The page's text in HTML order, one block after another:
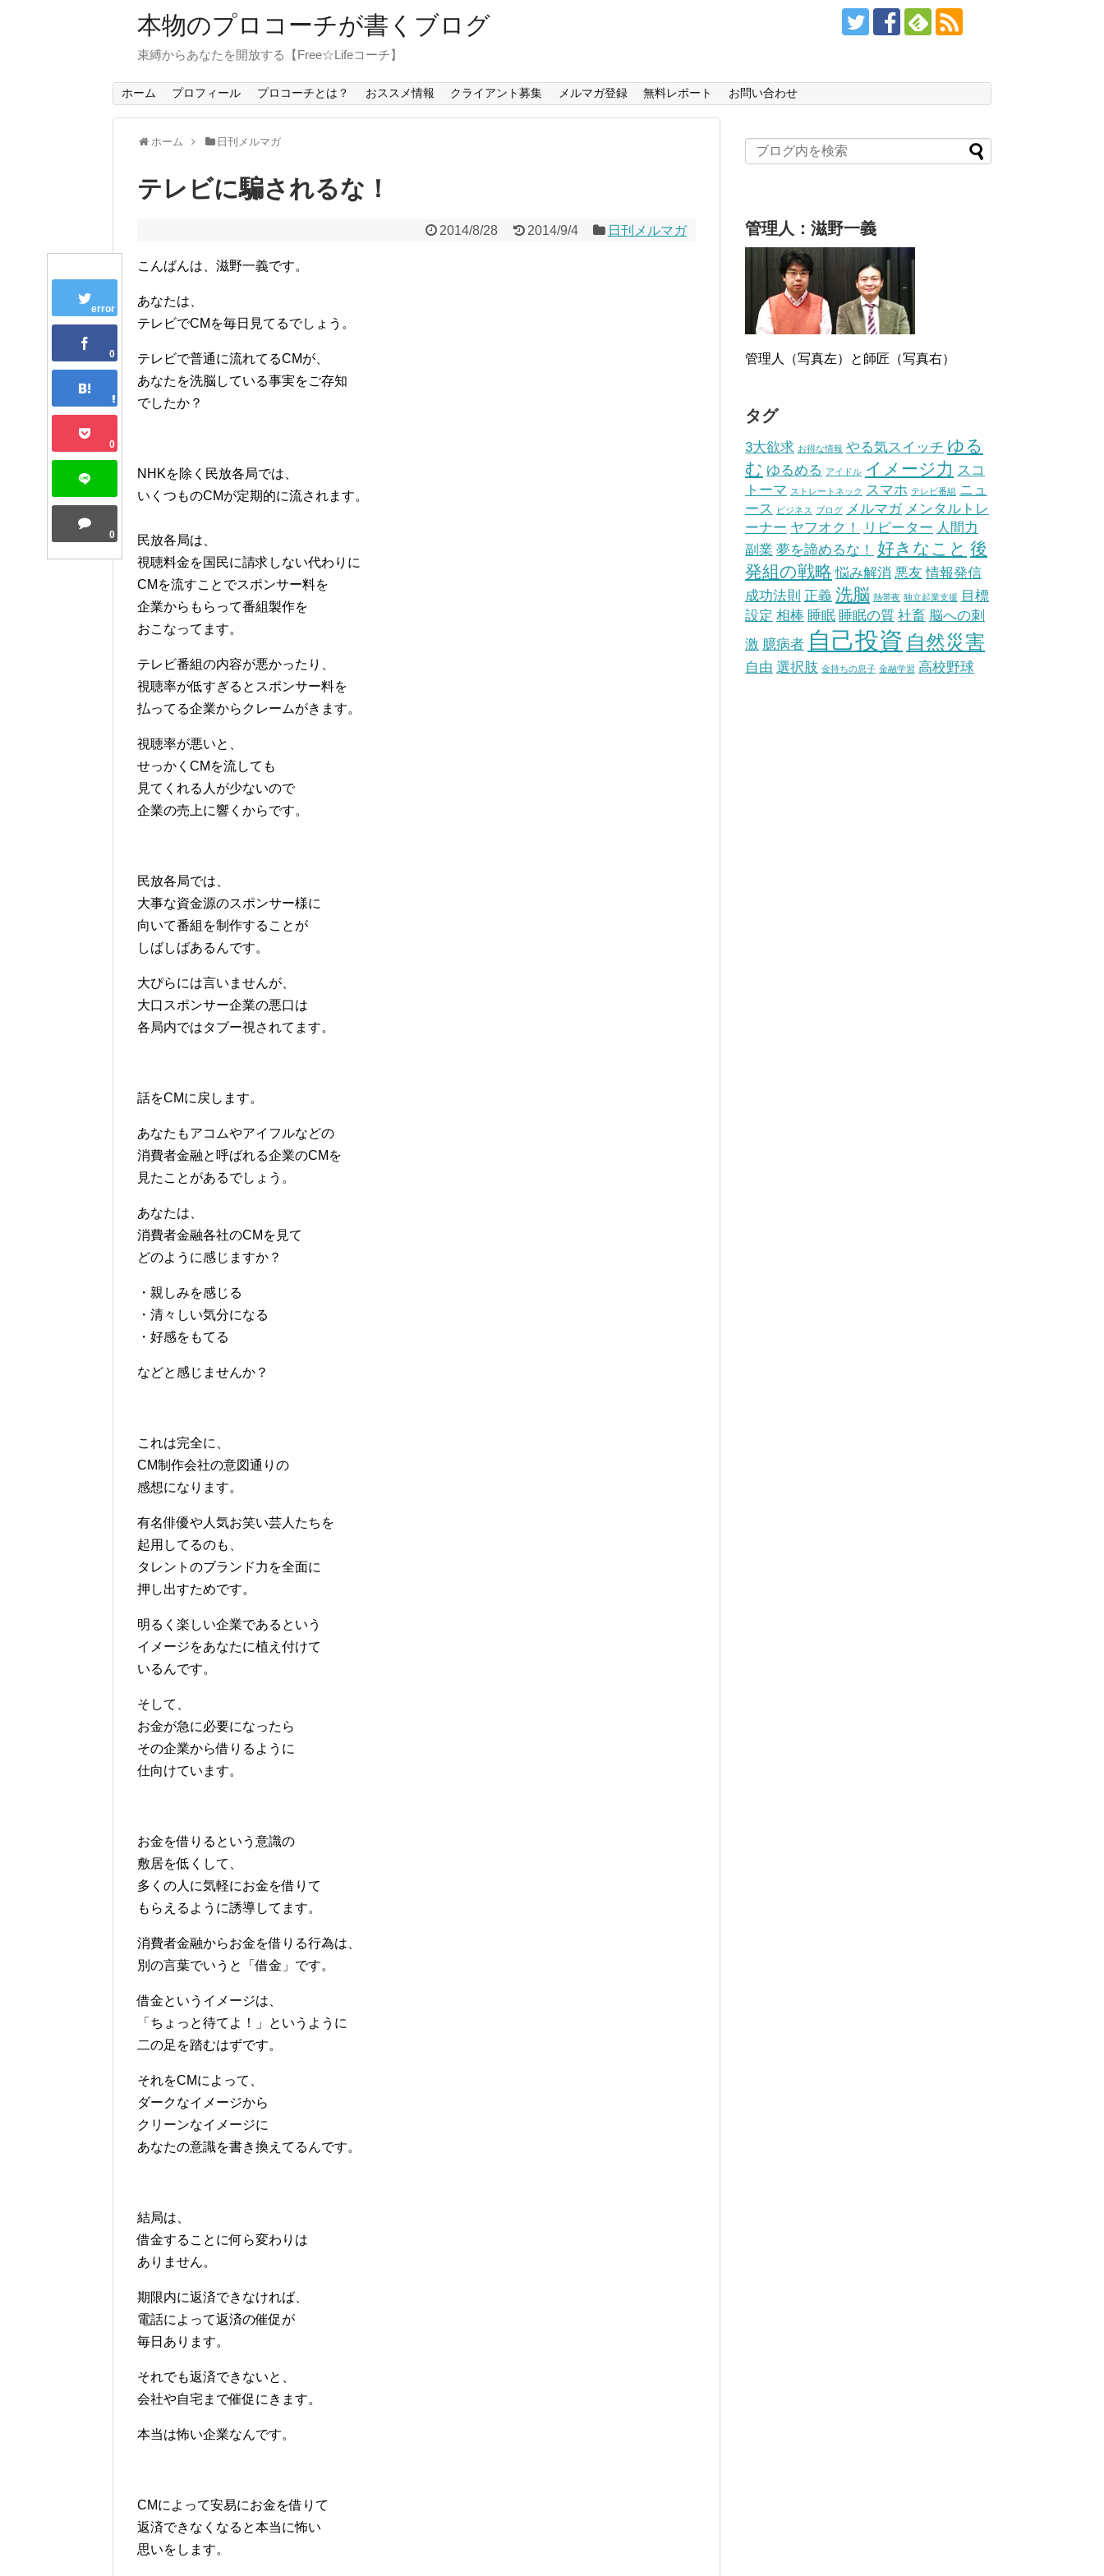
本物のプロコーチが書くブログ
束縛からあなたを開放する【Free☆Lifeコーチ】
ホーム プロフィール プロコーチとは？ おススメ情報 クライアント募集 メルマガ登録 無料レポート お問い合わせ
ホーム 日刊メルマガ
error
0
0
0
テレビに騙されるな！
2014/8/28 2014/9/4 日刊メルマガ
こんばんは、滋野一義です。
あなたは、
テレビでCMを毎日見てるでしょう。
テレビで普通に流れてるCMが、
あなたを洗脳している事実をご存知
でしたか？
NHKを除く民放各局では、
いくつものCMが定期的に流されます。
民放各局は、
視聴料金を国民に請求しない代わりに
CMを流すことでスポンサー料を
企業からもらって番組製作を
おこなってます。
テレビ番組の内容が悪かったり、
視聴率が低すぎるとスポンサー料を
払ってる企業からクレームがきます。
視聴率が悪いと、
せっかくCMを流しても
見てくれる人が少ないので
企業の売上に響くからです。
民放各局では、
大事な資金源のスポンサー様に
向いて番組を制作することが
しばしばあるんです。
大ぴらには言いませんが、
大口スポンサー企業の悪口は
各局内ではタブー視されてます。
話をCMに戻します。
あなたもアコムやアイフルなどの
消費者金融と呼ばれる企業のCMを
見たことがあるでしょう。
あなたは、
消費者金融各社のCMを見て
どのように感じますか？
・親しみを感じる
・清々しい気分になる
・好感をもてる
などと感じませんか？
これは完全に、
CM制作会社の意図通りの
感想になります。
有名俳優や人気お笑い芸人たちを
起用してるのも、
タレントのブランド力を全面に
押し出すためです。
明るく楽しい企業であるという
イメージをあなたに植え付けて
いるんです。
そして、
お金が急に必要になったら
その企業から借りるように
仕向けています。
お金を借りるという意識の
敷居を低くして、
多くの人に気軽にお金を借りて
もらえるように誘導してます。
消費者金融からお金を借りる行為は、
別の言葉でいうと「借金」です。
借金というイメージは、
「ちょっと待てよ！」というように
二の足を踏むはずです。
それをCMによって、
ダークなイメージから
クリーンなイメージに
あなたの意識を書き換えてるんです。
結局は、
借金することに何ら変わりは
ありません。
期限内に返済できなければ、
電話によって返済の催促が
毎日あります。
それでも返済できないと、
会社や自宅まで催促にきます。
本当は怖い企業なんです。
CMによって安易にお金を借りて
返済できなくなると本当に怖い
思いをします。
管理人：滋野一義
管理人（写真左）と師匠（写真右）
タグ
3大欲求 お得な情報 やる気スイッチ ゆる
む ゆるめる アイドル イメージ力 スコ
トーマ ストレートネック スマホ テレビ番組 ニュ
ース
ビジネス ブログ メルマガ メンタルトレ
ーナー ヤフオク！ リピーター 人間力
副業 夢を諦めるな！ 好きなこと 後
発組の戦略 悩み解消 悪友 情報発信
成功法則 正義 洗脳 熱帯夜 独立起業支援
目標
設定 相棒 睡眠 睡眠の質 社畜 脳への刺
激 臆病者 自己投資 自然災害
自由 選択肢 金持ちの息子 金融学習 高校野球